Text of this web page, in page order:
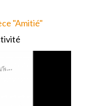
"Amitié"